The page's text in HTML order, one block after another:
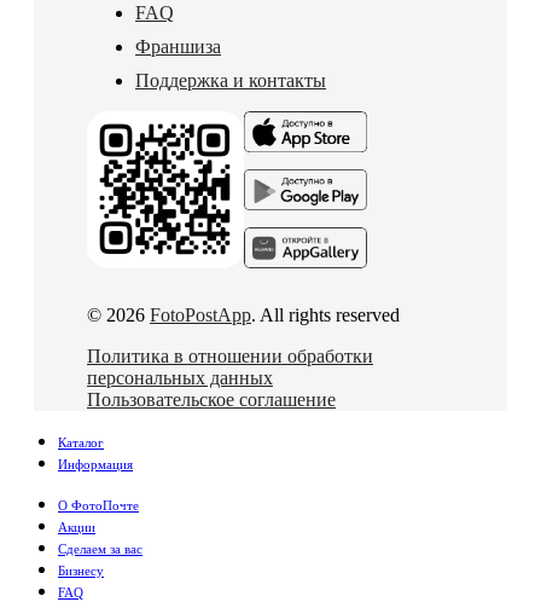
FAQ
Франшиза
Поддержка и контакты
© 2026 FotoPostApp. All rights reserved
Политика в отношении обработки
персональных данных
Пользовательское соглашение
Каталог
Информация
О ФотоПочте
Акции
Сделаем за вас
Бизнесу
FAQ